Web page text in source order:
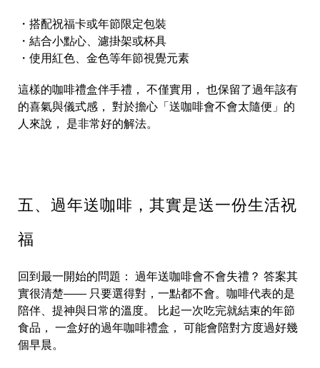
・搭配祝福卡或年節限定包裝
・結合小點心、濾掛架或杯具
・使用紅色、金色等年節視覺元素
這樣的咖啡禮盒伴手禮， 不僅實用， 也保留了過年該有
的喜氣與儀式感， 對於擔心「送咖啡會不會太隨便」的
人來說， 是非常好的解法。
五、過年送咖啡，其實是送一份生活祝
福
回到最一開始的問題： 過年送咖啡會不會失禮？ 答案其
實很清楚—— 只要選得對，一點都不會。咖啡代表的是
陪伴、提神與日常的溫度。 比起一次吃完就結束的年節
食品， 一盒好的過年咖啡禮盒， 可能會陪對方度過好幾
個早晨。